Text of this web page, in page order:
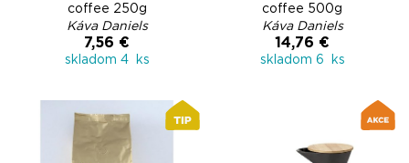
coffee 250g
Káva Daniels
7,56 €
skladom 4 ks
coffee 500g
Káva Daniels
14,76 €
skladom 6 ks